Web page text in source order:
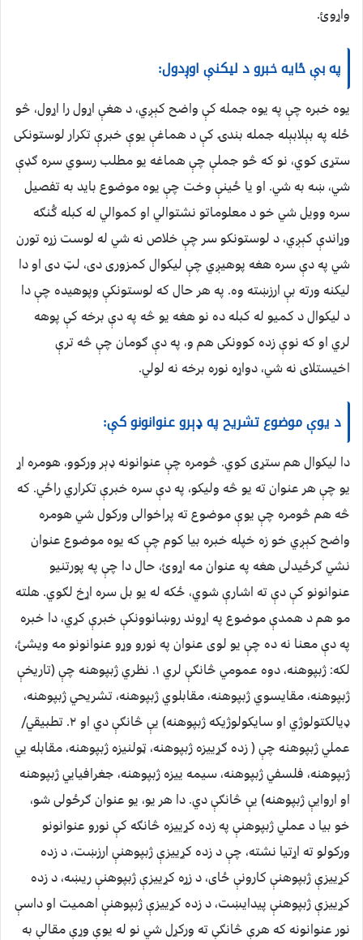
واړوئ.
په بې ځایه خبرو د لیکنې اوږدول:
یوه خبره چې په یوه جمله کې واضح کېږي، د هغې اړول را اړول، څو
ځله په بېلابېله جمله بندۍ کې د هماغې یوې خبرې تکرار لوستونکی
ستړی کوي، نو که څو جملې چې هماغه یو مطلب رسوي سره ګډې
شي، ښه به شي. او یا ځینې وخت چې یوه موضوع باید به تفصیل
سره وویل شي خو د معلوماتو نشتوالي او کموالي له کبله ګُنګه
وړاندې کېږي، د لوستونکو سر چې خلاص نه شي له لوست زړه تورن
شي په دې سره هغه پوهیږي چې لیکوال کمزوری دی، لټ دی او دا
لیکنه ورته بې ارزښته وه. په هر حال که لوستونکې وپوهیده چې دا
د لیکوال د کمیو له کبله ده نو هغه یو څه په دې برخه کې پوهه
لري او که نوې زده کوونکی هم و، په دې ګومان چې څه ترې
اخیستلای نه شي، دواړه نوره برخه نه لولي.
د یوې موضوع تشریح په ډېرو عنوانونو کې:
دا لیکوال هم ستړی کوي. څومره چې عنوانونه ډېر ورکوو، هومره اړ
یو چې هر عنوان ته یو څه ولیکو، په دې سره خبرې تکراري راځي. که
څه هم څومره چې یوې موضوع ته پراخوالی ورکول شي هومره
واضح کېږي خو زه خپله خبره بیا کوم چې که یوه موضوع عنوان
نشي ګرځيدلی هغه په عنوان مه اړوئ، حال دا چې په پورتنیو
عنوانونو کې دې ته اشارې شوي، ځکه له یو بل سره اړخ لګوي. هلته
مو هم د همدې موضوع په اړوند روښانوونکې خبرې کړي، دا خبره
په دې معنا نه ده چې یو لوی عنوان په نورو وړو عنوانونو مه ویشئ،
لکه: ژبپوهنه، دوه عمومي څانګې لري ۱. نظري ژبپوهنه چې (تاریخې
ژبپوهنه، مقایسوي ژبپوهنه، مقابلوي ژبپوهنه، تشریحي ژبپوهنه،
ډیالکتولوژي او سایکولوژیکه ژبپوهنه) یې څانګې دي او ۲. تطبیقي/
عملي ژبپوهنه چې ( زده ګړییزه ژبپوهنه، ټولنیزه ژبپوهنه، مقابله یي
ژبپوهنه، فلسفي ژبپوهنه، سیمه ییزه ژبپوهنه، جغرافیایي ژبپوهنه
او اروایې ژبپوهنه) یې څانګې دي. دا هر یو، یو عنوان ګرځولی شو،
خو بیا د عملي ژبپوهنې په زده کړییزه څانګه کې نورو عنوانونو
ورکولو ته اړتیا نشته، چې د زده کړییزې ژبپوهنې ارزښت، د زده
کړییزې ژبپوهنې کارونې ځای، د زړه کړییزې ژبپوهنې ریښه، د زده
کړییزې ژبپوهنې پیدایښت، د زده کړییزې ژبپوهنې اهمیت او داسې
نور عنوانونه که هرې څانګې ته ورکړل شي نو له یوې وړې مقالې به